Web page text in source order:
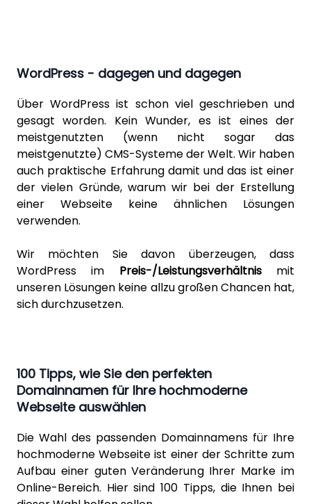
WordPress - dagegen und dagegen
ÜberWordPress ist schon viel geschrieben und
gesagt worden. Kein Wunder, es ist eines der
meistgenutzten (wenn nicht sogar das
meistgenutzte) CMS-Systeme der Welt. Wir haben
auch praktische Erfahrung damit und das ist einer
der vielen Gründe, warum wir bei der Erstellung
einer Webseite keine ähnlichen Lösungen
verwenden.
Wir möchten Sie davon überzeugen, dass
WordPress im Preis-/Leistungsverhältnismit
unseren Lösungen keine allzu großen Chancen hat,
sich durchzusetzen.
100 Tipps, wie Sie den perfekten
Domainnamen für Ihre hochmoderne
Webseite auswählen
Die Wahl des passenden Domainnamens für Ihre
hochmoderne Webseite ist einer der Schritte zum
Aufbau einer guten Veränderung Ihrer Marke im
Online-Bereich. Hier sind 100 Tipps, die Ihnen bei